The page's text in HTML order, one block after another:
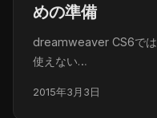
めの準備
dreamweaver CS6では
使えない…
2015年3月3日